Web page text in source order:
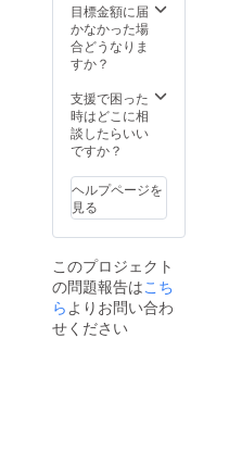
目標金額に届
かなかった場
合どうなりま
すか？
支援で困った
時はどこに相
談したらいい
ですか？
ヘルプページを
見る
このプロジェクト
の問題報告はこち
らよりお問い合わ
せください